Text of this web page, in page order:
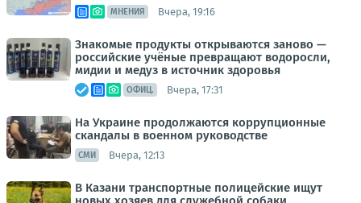
МНЕНИЯ Вчера, 19:16
Знакомые продукты открываются заново —
российские учёные превращают водоросли,
мидии и медуз в источник здоровья
ОФИЦ. Вчера, 17:31
На Украине продолжаются коррупционные
скандалы в военном руководстве
СМИ Вчера, 12:13
В Казани транспортные полицейские ищут